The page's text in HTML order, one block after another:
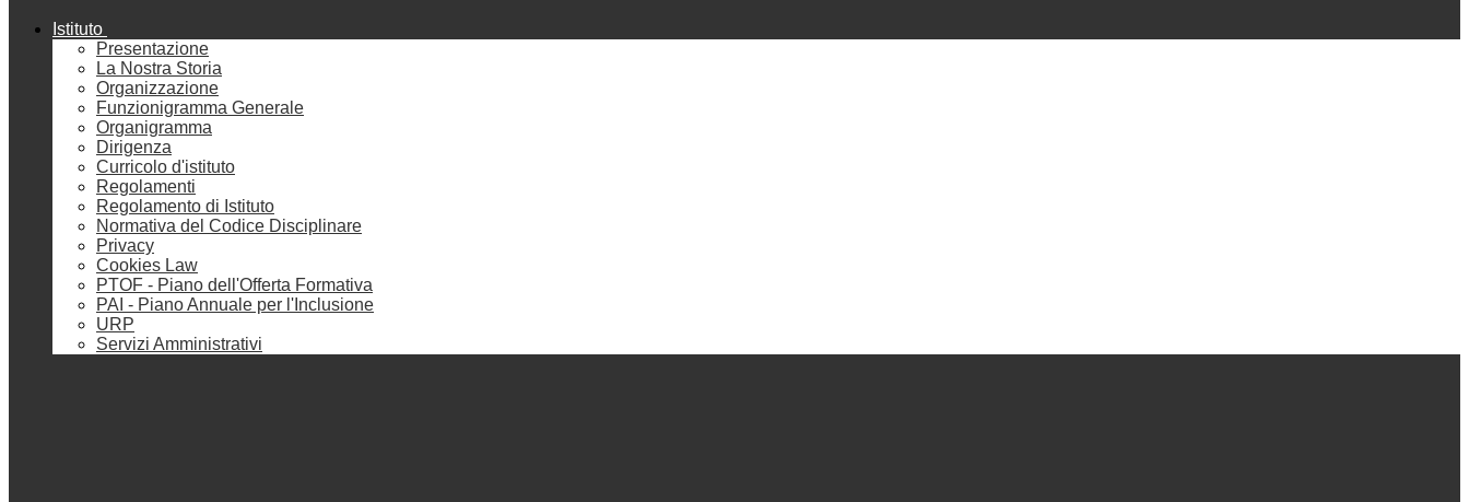
Istituto
Presentazione
La Nostra Storia
Organizzazione
Funzionigramma Generale
Organigramma
Dirigenza
Curricolo d'istituto
Regolamenti
Regolamento di Istituto
Normativa del Codice Disciplinare
Privacy
Cookies Law
PTOF - Piano dell'Offerta Formativa
PAI - Piano Annuale per l'Inclusione
URP
Servizi Amministrativi